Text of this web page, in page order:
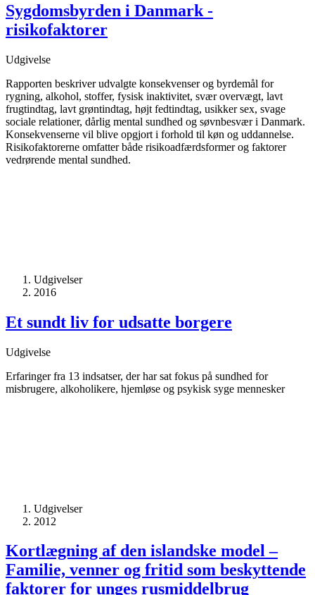
Sygdomsbyrden i Danmark -
risikofaktorer
Udgivelse
Rapporten beskriver udvalgte konsekvenser og byrdemål for
rygning, alkohol, stoffer, fysisk inaktivitet, svær overvægt, lavt
frugtindtag, lavt grøntindtag, højt fedtindtag, usikker sex, svage
sociale relationer, dårlig mental sundhed og søvnbesvær i Danmark.
Konsekvenserne vil blive opgjort i forhold til køn og uddannelse.
Risikofaktorerne omfatter både risikoadfærdsformer og faktorer
vedrørende mental sundhed.
Udgivelser
2016
Et sundt liv for udsatte borgere
Udgivelse
Erfaringer fra 13 indsatser, der har sat fokus på sundhed for
misbrugere, alkoholikere, hjemløse og psykisk syge mennesker
Udgivelser
2012
Kortlægning af den islandske model –
Familie, venner og fritid som beskyttende
faktorer for unges rusmiddelbrug